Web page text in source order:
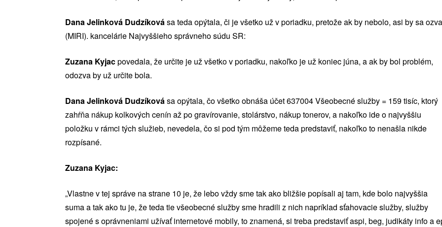
Dana Jelinková Dudzíkovása teda opýtala, či je všetko už v poriadku, pretože ak by nebolo, asi by sa
(MIRI). kancelárie Najvyššieho správneho súdu SR:
Zuzana Kyjacpovedala, že určite je už všetko v poriadku, nakoľko je už koniec júna, a ak by bol problém,
odozva by už určite bola.
Dana Jelinková Dudzíkovása opýtala, čo všetko obnáša účet 637004 Všeobecné služby = 159 tisíc, ktorý
zahŕňa nákup kolkových cenín až po gravírovanie, stolárstvo, nákup tonerov, a nakoľko ide o najvyššiu
položku v rámci tých služieb, nevedela, čo si pod tým môžeme teda predstaviť, nakoľko to nenašla nikde
rozpísané.
Zuzana Kyjac:
„Vlastne v tej správe na strane 10 je, že lebo vždy sme tak ako bližšie popísali aj tam, kde bolo najvyššia
suma a tak ako tu je, že teda tie všeobecné služby sme hradili z nich napríklad sťahovacie služby, služby
spojené s oprávneniami užívať internetové mobily, to znamená, si treba predstaviť aspi, beg, judikáty info a